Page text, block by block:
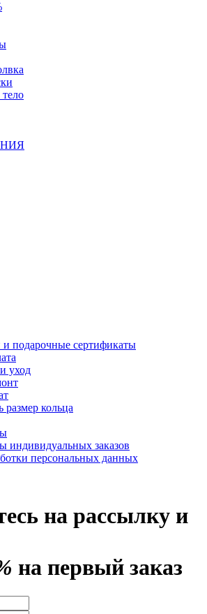
подарочные сертификаты
уход
размер кольца
индивидуальных заказов
персональных данных
на рассылку и
на первый заказ